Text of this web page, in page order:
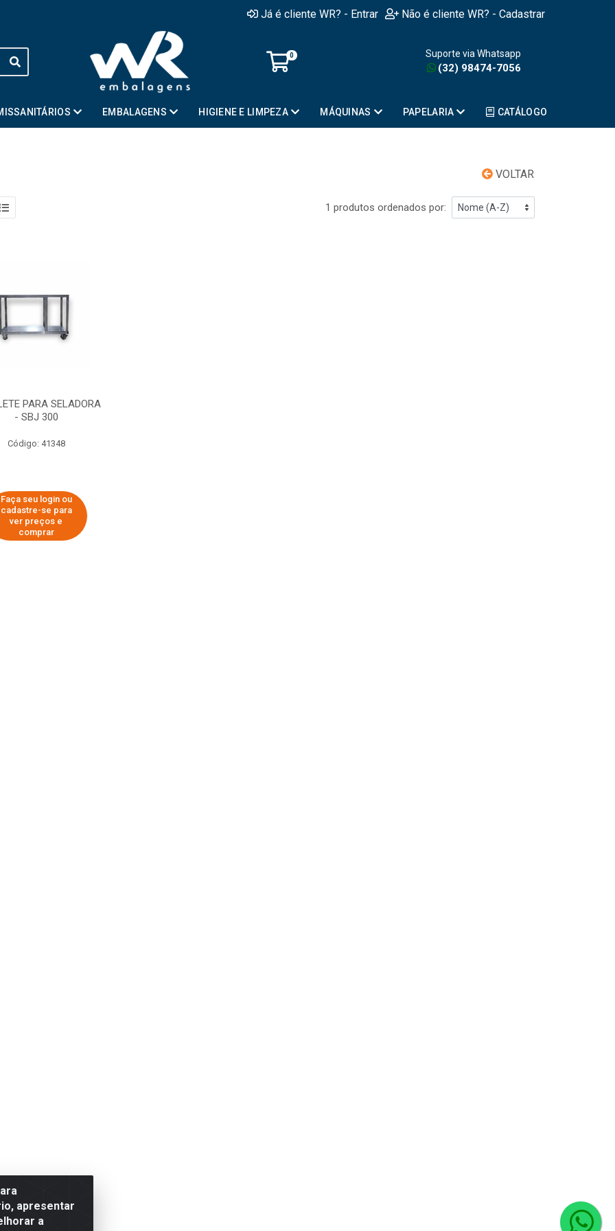
Já é cliente WR? - Entrar Não é cliente WR? - Cadastrar
0 Suporte via Whatsapp
(32) 98474-7056
EMBALAGENS HIGIENE E LIMPEZA MÁQUINAS PAPELARIA CATÁLOGO
VOLTAR
1 produtos ordenados por:
PARA SELADORA
- SBJ 300
Código: 41348
Faça seu login ou
cadastre-se para
ver preços e
comprar
apresentar
a